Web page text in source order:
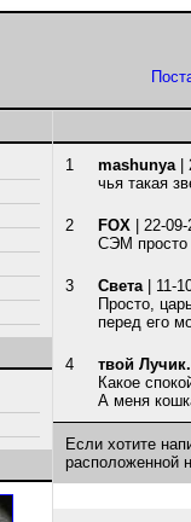
1 mashunya|
чья такая
2 FOX | 22-
СЭМ
3 Cвета| 11-
Просто,
перед его
4
твой
Какое
А меня
Если хотите
расположенной